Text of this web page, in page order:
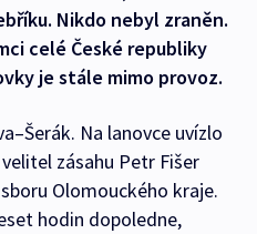
Nikdo nebyl zraněn.
celé České republiky
je stále mimo provoz.
Na lanovce uvízlo
zásahu Petr Fišer
Olomouckého kraje.
hodin dopoledne,